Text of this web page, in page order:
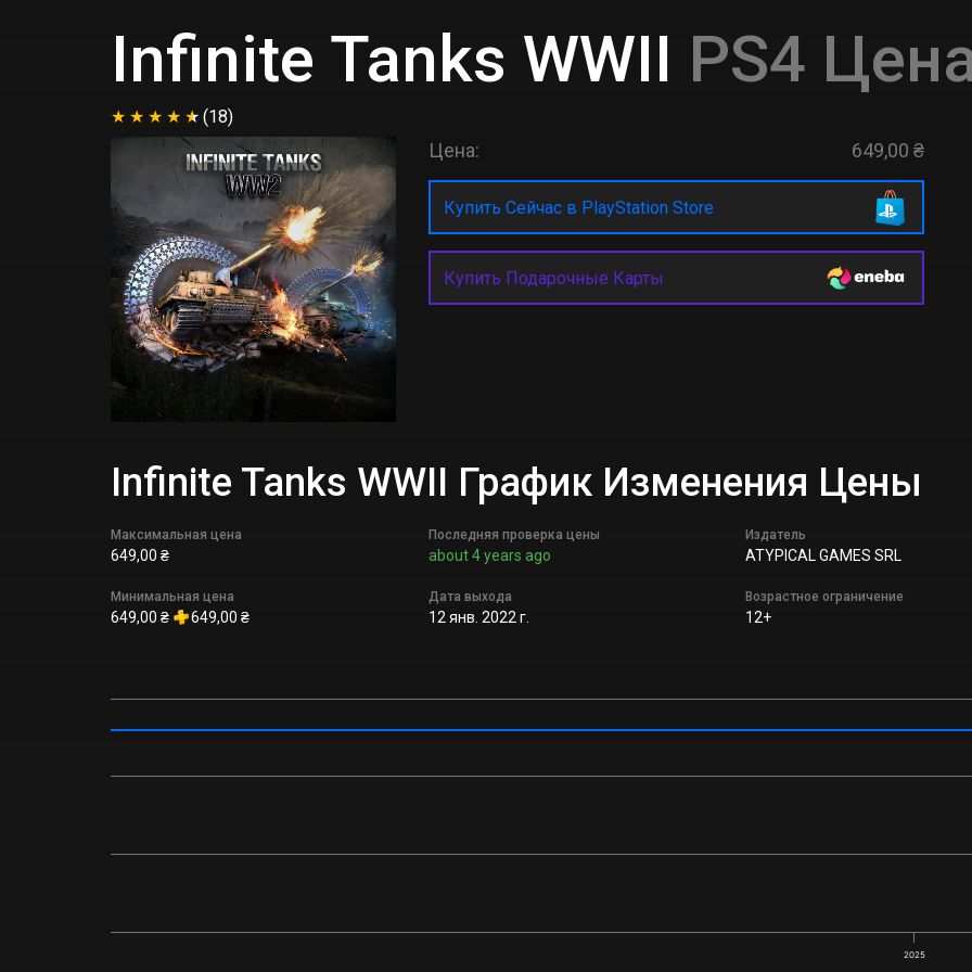
Infinite Tanks WWII PS4
(18)
Цена: 649,00 ₴
Купить Сейчас в PlayStation Store
Купить Подарочные Карты
Infinite Tanks WWII График Изменения Цены
Максимальная цена
649,00 ₴
Минимальная цена
649,00 ₴ 649,00 ₴
Последняя проверка цены
about 4 years ago
Дата выхода
12 янв. 2022 г.
Издатель
ATYPICAL GAMES SRL
Возрастное ограничение
12+
2025